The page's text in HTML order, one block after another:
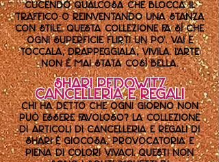
cucendo qualcosa che blocca il
traffico o reinventando una stanza
con stile, questa collezione fa sì che
ogni superficie flirti un po'. Vai e
toccala, drappeggiala, vivila. L'arte
non è mai stata così bella.
Shari Pedowitz
Cancelleria e regali
Chi ha detto che ogni giorno non
può essere favoloso? La collezione
di articoli di cancelleria e regali di
Shari è giocosa, provocatoria e
piena di colori vivaci. Questi non